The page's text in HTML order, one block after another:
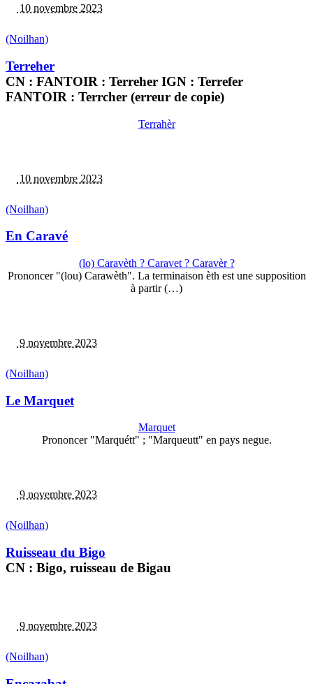
10 novembre 2023
(Noilhan)
Terreher
CN : FANTOIR : Terreher IGN : Terrefer
FANTOIR : Terrcher (erreur de copie)
Terrahèr
10 novembre 2023
(Noilhan)
En Caravé
(lo) Caravèth ? Caravet ? Caravèr ?
Prononcer "(lou) Carawèth". La terminaison èth est une supposition
à partir (…)
9 novembre 2023
(Noilhan)
Le Marquet
Marquet
Prononcer "Marquétt" ; "Marqueutt" en pays negue.
9 novembre 2023
(Noilhan)
Ruisseau du Bigo
CN : Bigo, ruisseau de Bigau
9 novembre 2023
(Noilhan)